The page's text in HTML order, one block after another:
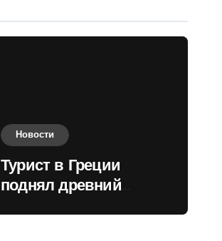
Новости
Турист в Греции
поднял древний